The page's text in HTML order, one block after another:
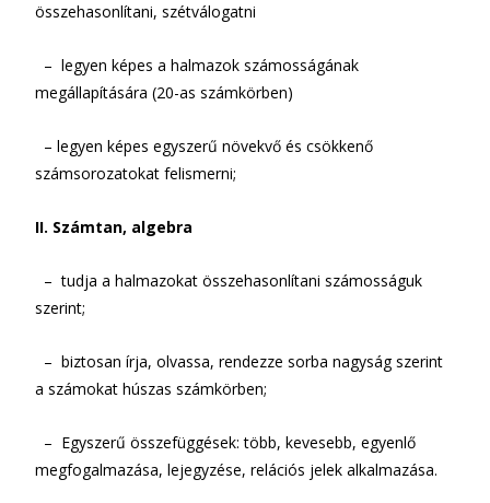
összehasonlítani, szétválogatni
– legyen képes a halmazok számosságának
megállapítására (20-as számkörben)
– legyen képes egyszerű növekvő és csökkenő
számsorozatokat felismerni;
II. Számtan, algebra
– tudja a halmazokat összehasonlítani számosságuk
szerint;
– biztosan írja, olvassa, rendezze sorba nagyság szerint
a számokat húszas számkörben;
– Egyszerű összefüggések: több, kevesebb, egyenlő
megfogalmazása, lejegyzése, relációs jelek alkalmazása.